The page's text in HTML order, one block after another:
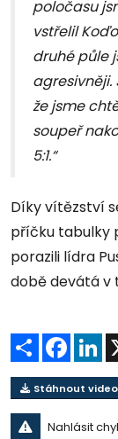
poločasu
vstřelil
druhé půle
agresivněji.
že jsme
soupeř
5:1.“
Díky vítězství
příčku tabulky
porazili lídra
době devátá v
Sdílet
Stáhnout video
Nahlásit